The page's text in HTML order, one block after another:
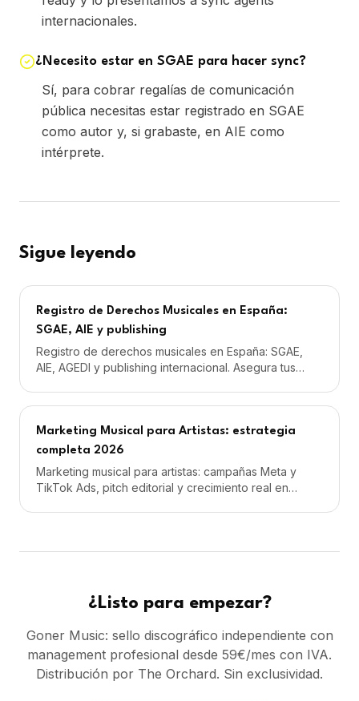
internacionales.
¿Necesito estar en SGAE para hacer sync?
Sí, para cobrar regalías de comunicación
pública necesitas estar registrado en SGAE
como autor y, si grabaste, en AIE como
intérprete.
Sigue leyendo
Registro de Derechos Musicales en España:
SGAE, AIE y publishing
Registro de derechos musicales en España: SGAE,
AIE, AGEDI y publishing internacional. Asegura tus
Marketing Musical para Artistas: estrategia
completa 2026
Marketing musical para artistas: campañas Meta y
TikTok Ads, pitch editorial y crecimiento real en
¿Listo para empezar?
Goner Music: sello discográfico independiente con
management profesional desde 59€/mes con IVA.
Distribución por The Orchard. Sin exclusividad.